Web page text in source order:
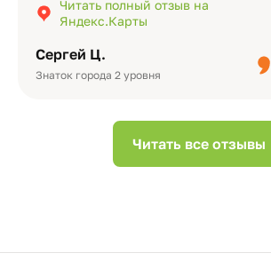
Сергей Ц.
Знаток города 2 уровня
подчёркивает значимость события.
Качество альбомов на высшем уровне:
Читать полный отзыв на
Яндекс.Карты
Читать все отзывы